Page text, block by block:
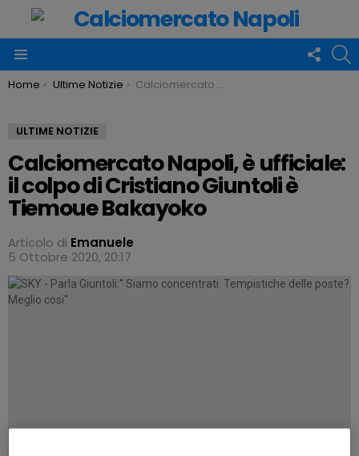
US
You are here:
Home Ultime Notizie Calciomercato Napoli, è ufficiale: il colpo di Cristiano Giuntoli è Tiemoue Bakayoko
ULTIME NOTIZIE
Calciomercato Napoli, è ufficiale:
il colpo di Cristiano Giuntoli è
Tiemoue Bakayoko
Articolo di Emanuele
5 Ottobre 2020, 20:17